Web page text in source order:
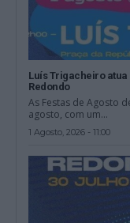
Luís Trigacheiro atua
Redondo
As Festas de Agosto
agosto, com um...
1 Agosto, 2026 - 11:00